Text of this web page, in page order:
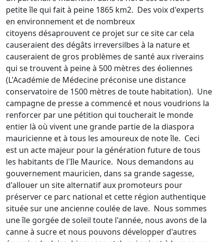
petite île qui fait à peine 1865 km2. Des voix d'experts
en environnement et de nombreux
citoyens désaprouvent ce projet sur ce site car cela
causeraient des dégâts irreversilbes à la nature et
causeraient de gros problèmes de santé aux riverains
qui se trouvent à peine à 500 mètres des éoliennes
(L'Académie de Médecine préconise une distance
conservatoire de 1500 mètres de toute habitation). Une
campagne de presse a commencé et nous voudrions la
renforcer par une pétition qui toucherait le monde
entier là où vivent une grande partie de la diaspora
mauricienne et à tous les amoureux de note île. Ceci
est un acte majeur pour la génération future de tous
les habitants de l'Ile Maurice. Nous demandons au
gouvernement mauricien, dans sa grande sagesse,
d'allouer un site alternatif aux promoteurs pour
préserver ce parc national et cette région authentique
située sur une ancienne coulée de lave. Nous sommes
une île gorgée de soleil toute l'année, nous avons de la
canne à sucre et nous pouvons développer d'autres